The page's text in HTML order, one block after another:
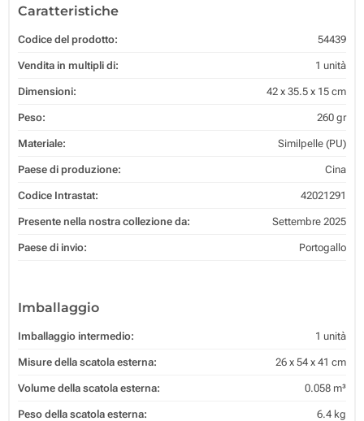
Caratteristiche
Codice del prodotto: 54439
Vendita in multipli di: 1 unità
Dimensioni: 42 x 35.5 x 15 cm
Peso: 260 gr
Materiale: Similpelle (PU)
Paese di produzione: Cina
Codice Intrastat: 42021291
Presente nella nostra collezione da: Settembre 2025
Paese di invio: Portogallo
Imballaggio
Imballaggio intermedio: 1 unità
Misure della scatola esterna: 26 x 54 x 41 cm
Volume della scatola esterna: 0.058 m³
Peso della scatola esterna: 6.4 kg